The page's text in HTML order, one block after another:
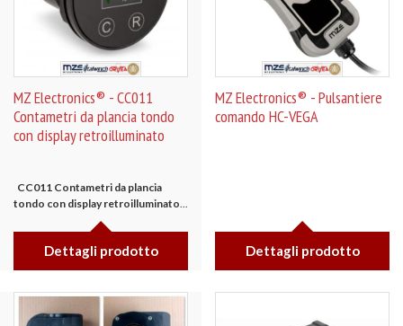
MZ Electronics® - CC011
Contametri da plancia tondo
con display retroilluminato
CC011 Contametri da plancia
tondo con display retroilluminato...
Dettagli prodotto
MZ Electronics® - Pulsantiere
comando HC-VEGA
Dettagli prodotto